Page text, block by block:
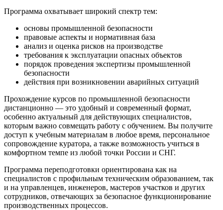
Программа охватывает широкий спектр тем:
основы промышленной безопасности
правовые аспекты и нормативная база
анализ и оценка рисков на производстве
требования к эксплуатации опасных объектов
порядок проведения экспертизы промышленной
безопасности
действия при возникновении аварийных ситуаций
Прохождение курсов по промышленной безопасности
дистанционно — это удобный и современный формат,
особенно актуальный для действующих специалистов,
которым важно совмещать работу с обучением. Вы получите
доступ к учебным материалам в любое время, персональное
сопровождение куратора, а также возможность учиться в
комфортном темпе из любой точки России и СНГ.
Программа переподготовки ориентирована как на
специалистов с профильным техническим образованием, так
и на управленцев, инженеров, мастеров участков и других
сотрудников, отвечающих за безопасное функционирование
производственных процессов.